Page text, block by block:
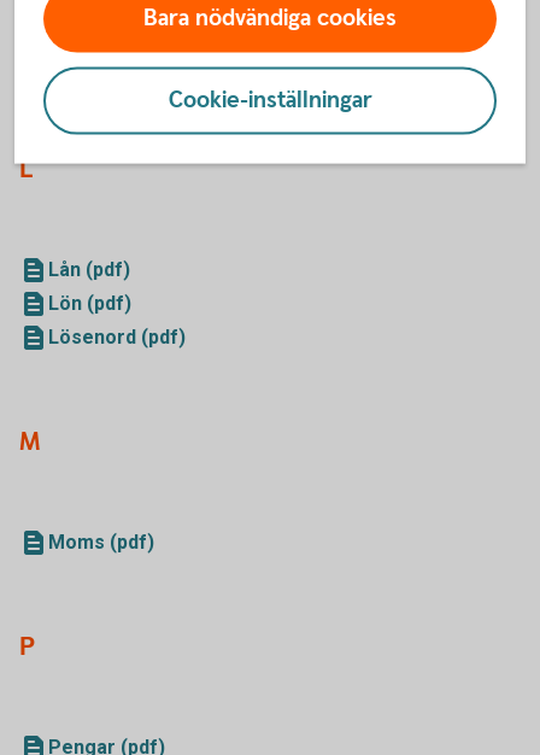
Konjunktur (pdf)
Kryptovaluta (pdf)
L
Lån (pdf)
Lön (pdf)
Lösenord (pdf)
M
Moms (pdf)
P
Pengar (pdf)
Bara nödvändiga cookies
Cookie-inställningar